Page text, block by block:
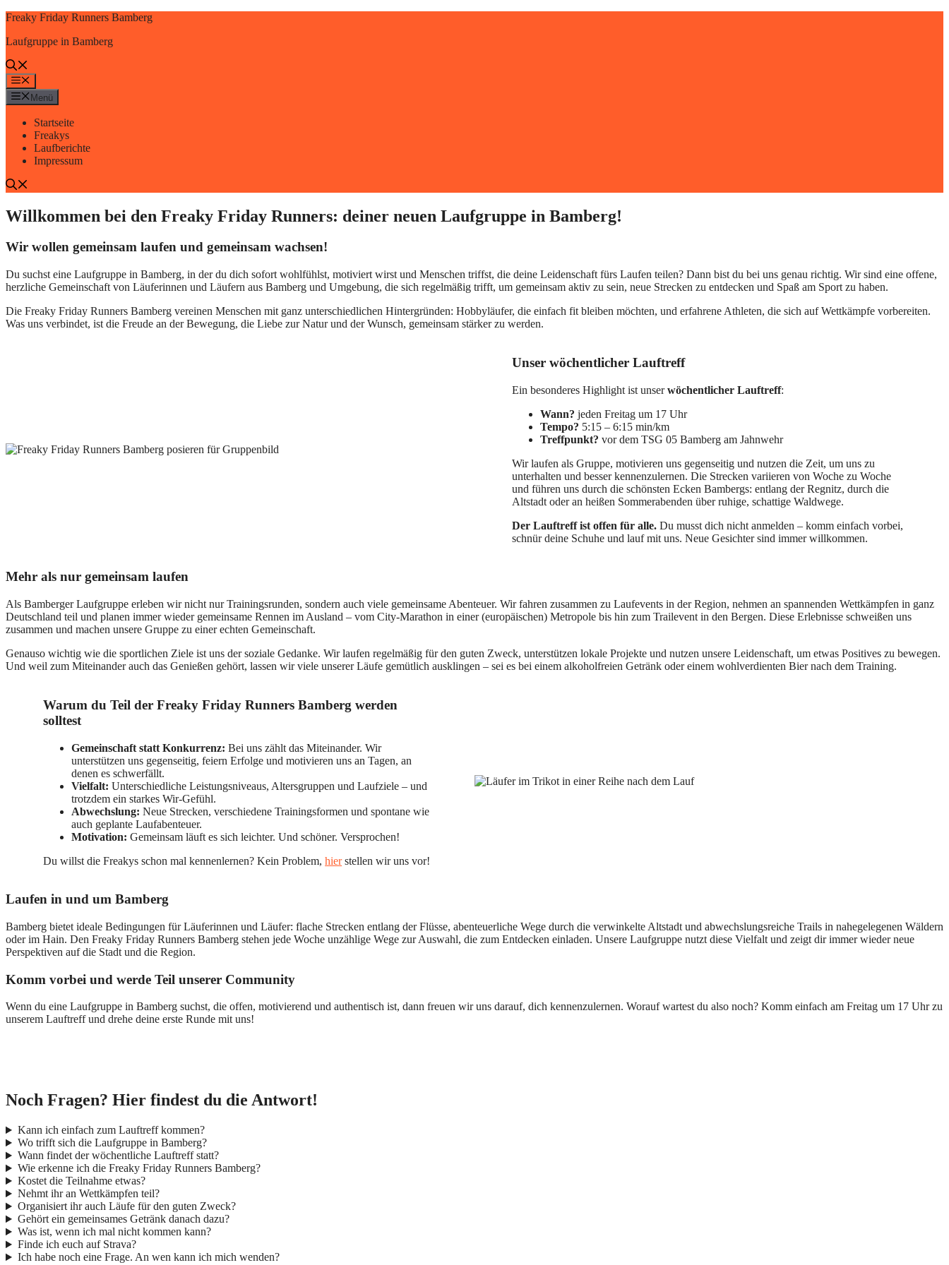
Zum
springen
Freaky Friday Runners Bamberg
Laufgruppe in Bamberg
Menü
Menü
Startseite
Freakys
Laufberichte
Impressum
Willkommen bei den Freaky Friday Runners: deiner neuen Laufgruppe in Bamberg!
Wir wollen gemeinsam laufen und gemeinsam wachsen!
Du suchst eine Laufgruppe in Bamberg, in der du dich sofort wohlfühlst, motiviert wirst und Menschen triffst, die deine Leidenschaft fürs Laufen teilen? Dann bist du bei uns genau richtig. Wir sind eine offene,
herzliche Gemeinschaft von Läuferinnen und Läufern aus Bamberg und Umgebung, die sich regelmäßig trifft, um gemeinsam aktiv zu sein, neue Strecken zu entdecken und Spaß am Sport zu haben.
Die Freaky Friday Runners Bamberg vereinen Menschen mit ganz unterschiedlichen Hintergründen: Hobbyläufer, die einfach fit bleiben möchten, und erfahrene Athleten, die sich auf Wettkämpfe vorbereiten.
Was uns verbindet, ist die Freude an der Bewegung, die Liebe zur Natur und der Wunsch, gemeinsam stärker zu werden.
Unser wöchentlicher Lauftreff
Ein besonderes Highlight ist unserwöchentlicher Lauftreff:
Wann? jeden Freitag um 17 Uhr
Tempo? 5:15 – 6:15 min/km
Treffpunkt? vor dem TSG 05 Bamberg am Jahnwehr
Wir laufen als Gruppe, motivieren uns gegenseitig und nutzen die Zeit, um uns zu
unterhalten und besser kennenzulernen. Die Strecken variieren von Woche zu Woche
und führen uns durch die schönsten Ecken Bambergs: entlang der Regnitz, durch die
Altstadt oder an heißen Sommerabenden über ruhige, schattige Waldwege.
Der Lauftreff ist offen für alle. Du musst dich nicht anmelden – komm einfach vorbei,
schnür deine Schuhe und lauf mit uns. Neue Gesichter sind immer willkommen.
Mehr als nur gemeinsam laufen
Als Bamberger Laufgruppe erleben wir nicht nur Trainingsrunden, sondern auch viele gemeinsame Abenteuer. Wir fahren zusammen zu Laufevents in der Region, nehmen an spannenden Wettkämpfen in ganz
Deutschland teil und planen immer wieder gemeinsame Rennen im Ausland – vom City-Marathon in einer (europäischen) Metropole bis hin zum Trailevent in den Bergen. Diese Erlebnisse schweißen uns
zusammen und machen unsere Gruppe zu einer echten Gemeinschaft.
Genauso wichtig wie die sportlichen Ziele ist uns der soziale Gedanke. Wir laufen regelmäßig für den guten Zweck, unterstützen lokale Projekte und nutzen unsere Leidenschaft, um etwas Positives zu bewegen.
Und weil zum Miteinander auch das Genießen gehört, lassen wir viele unserer Läufe gemütlich ausklingen – sei es bei einem alkoholfreien Getränk oder einem wohlverdienten Bier nach dem Training.
Warum du Teil der Freaky Friday Runners Bamberg werden
solltest
Gemeinschaft statt Konkurrenz: Bei uns zählt das Miteinander. Wir
unterstützen uns gegenseitig, feiern Erfolge und motivieren uns an Tagen, an
denen es schwerfällt.
Vielfalt: Unterschiedliche Leistungsniveaus, Altersgruppen und Laufziele – und
trotzdem ein starkes Wir‑Gefühl.
Abwechslung: Neue Strecken, verschiedene Trainingsformen und spontane wie
auch geplante Laufabenteuer.
Motivation: Gemeinsam läuft es sich leichter. Und schöner. Versprochen!
Du willst die Freakys schon mal kennenlernen? Kein Problem,hierstellen wir uns vor!
Laufen in und um Bamberg
Bamberg bietet ideale Bedingungen für Läuferinnen und Läufer: flache Strecken entlang der Flüsse, abenteuerliche Wege durch die verwinkelte Altstadt und abwechslungsreiche Trails in nahegelegenen Wäldern
oder im Hain. Den Freaky Friday Runners Bamberg stehen jede Woche unzählige Wege zur Auswahl, die zum Entdecken einladen. Unsere Laufgruppe nutzt diese Vielfalt und zeigt dir immer wieder neue
Perspektiven auf die Stadt und die Region.
Komm vorbei und werde Teil unserer Community
Wenn du eine Laufgruppe in Bamberg suchst, die offen, motivierend und authentisch ist, dann freuen wir uns darauf, dich kennenzulernen. Worauf wartest du also noch? Komm einfach am Freitag um 17 Uhr zu
unserem Lauftreff und drehe deine erste Runde mit uns!
Noch Fragen? Hier findest du die Antwort!
Kann ich einfach zum Lauftreff kommen?
Wo trifft sich die Laufgruppe in Bamberg?
Wann findet der wöchentliche Lauftreff statt?
Wie erkenne ich die Freaky Friday Runners Bamberg?
Kostet die Teilnahme etwas?
Nehmt ihr an Wettkämpfen teil?
Organisiert ihr auch Läufe für den guten Zweck?
Gehört ein gemeinsames Getränk danach dazu?
Was ist, wenn ich mal nicht kommen kann?
Finde ich euch auf Strava?
Ich habe noch eine Frage. An wen kann ich mich wenden?